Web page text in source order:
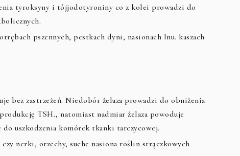
tyroksyny i tójjodotyroniny co z kolei prowadzi do
pszennych, pestkach dyni, nasionach lnu. kaszach
bez zastrzeżeń. Niedobór żelaza prowadzi do obniżenia
TSH., natomiast nadmiar żelaza powoduje
uszkodzenia komórek tkanki tarczycowej.
nerki, orzechy, suche nasiona roślin strączkowych